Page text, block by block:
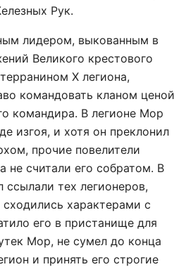
Рук.
лидером, выкованным в
Великого крестового
Х легиона,
командовать кланом ценой
командира. В легионе Мор
изгоя, и хотя он преклонил
прочие повелители
не считали его собратом. В
тех легионеров,
характерами с
его в пристанище для
Мор, не сумел до конца
и принять его строгие